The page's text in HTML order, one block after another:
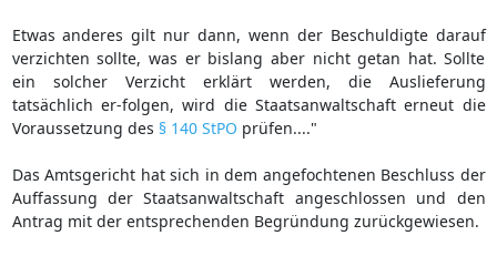
Etwas anderes gilt nur dann, wenn der Beschuldigte darauf
verzichten sollte, was er bislang aber nicht getan hat. Sollte
ein solcher Verzicht erklärt werden, die Auslieferung
tatsächlich er-folgen, wird die Staatsanwaltschaft erneut die
Voraussetzung des § 140 StPO prüfen...."
Das Amtsgericht hat sich in dem angefochtenen Beschluss der
Auffassung der Staatsanwaltschaft angeschlossen und den
Antrag mit der entsprechenden Begründung zurückgewiesen.